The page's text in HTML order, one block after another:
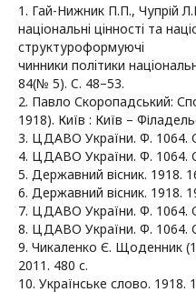
1. Гай-Нижник П.П., Чупрій
нaцiонaльнi цiнноcтi тa
cтруктуроформуючi
чинники полiтики
84(№ 5). C. 48–53.
2. Павло Скоропадський:
1918). Київ : Київ –
3. ЦДАВО України. Ф. 1064.
4. ЦДАВО України. Ф. 1064.
5. Державний вісник. 1918.
6. Державний вісник. 1918.
7. ЦДАВО України. Ф. 1064.
8. ЦДАВО України. Ф. 1064.
9. Чикаленко Є. Щоденник
2011. 480 с.
10. Українське слово. 1918.